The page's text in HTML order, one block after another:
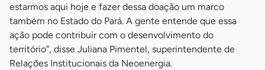
estarmos aqui hoje e fazer dessa doação um marco
também no Estado do Pará. A gente entende que essa
ação pode contribuir com o desenvolvimento do
território”, disse Juliana Pimentel, superintendente de
Relações Institucionais da Neoenergia.